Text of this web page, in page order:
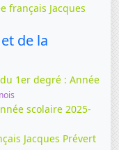
français Jacques
de la
1er degré : Année
scolaire 2025-
Jacques Prévert